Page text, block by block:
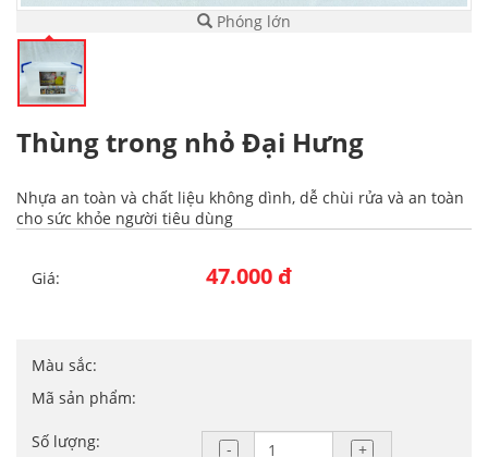
Phóng lớn
Thùng trong nhỏ Đại Hưng
Nhựa an toàn và chất liệu không dình, dễ chùi rửa và an toàn
cho sức khỏe người tiêu dùng
Giá: 47.000 đ
Màu sắc:
Mã sản phẩm:
Số lượng: